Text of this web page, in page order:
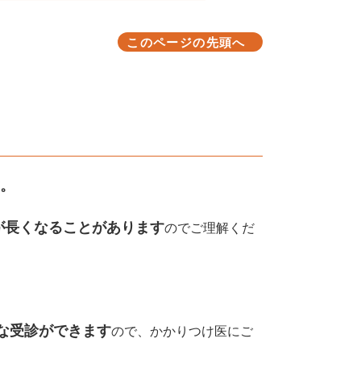
このページの先頭へ
長くなることがありますのでご理解くだ
受診ができますので、かかりつけ医にご